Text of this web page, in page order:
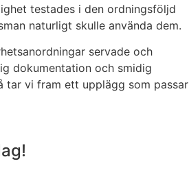
testades i den ordningsföljd
naturligt skulle använda dem.
servade och
dokumentation och smidig
tar vi fram ett upplägg som passar